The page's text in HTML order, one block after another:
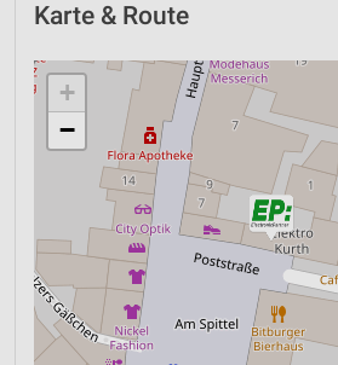
Karte & Route
+
−